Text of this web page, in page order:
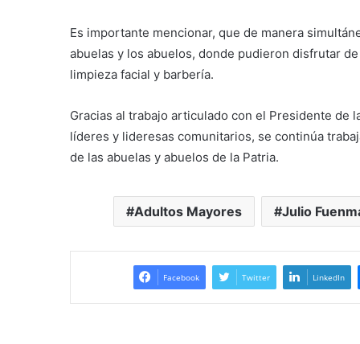
Es importante mencionar, que de manera
abuelas y los abuelos, donde pudieron disfrutar
limpieza facial y barbería.
Gracias al trabajo articulado con el Presidente de
líderes y lideresas comunitarios, se continúa
de las abuelas y abuelos de la Patria.
Adultos Mayores Julio
Facebook Twitter LinkedIn